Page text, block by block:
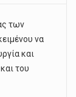
των
να
και
του